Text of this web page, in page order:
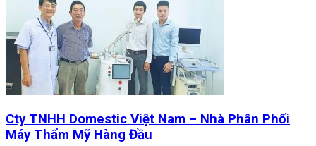
Cty TNHH Domestic Việt Nam – Nhà Phân Phối
Máy Thẩm Mỹ Hàng Đầu